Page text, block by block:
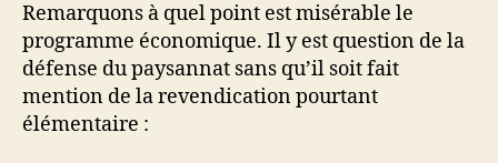
Remarquons à quel point est misérable le
programme économique. Il y est question de la
défense du paysannat sans qu’il soit fait
mention de la revendication pourtant
élémentaire :